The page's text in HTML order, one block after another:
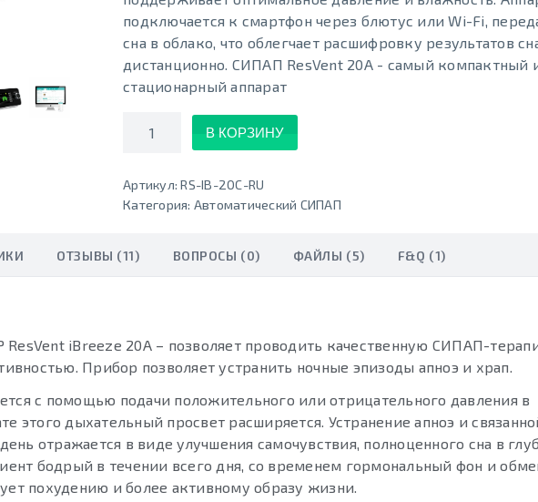
подключается к смартфон через блютус или Wi-Fi,
сна в облако, что облегчает расшифровку результатов
дистанционно. СИПАП ResVent 20A - самый компактный
стационарный аппарат
Количество
В КОРЗИНУ
Артикул:RS-IB-20C-RU
Категория: Автоматический СИПАП
ОТЗЫВЫ (11) ВОПРОСЫ (0) ФАЙЛЫ (5) F&Q (1)
ResVent iBreeze 20A – позволяет проводить качественную СИПАП-
Прибор позволяет устранить ночные эпизоды апноэ и храп.
с помощью подачи положительного или отрицательного давления в
этого дыхательный просвет расширяется. Устранение апноэ и
отражается в виде улучшения самочувствия, полноценного сна в
бодрый в течении всего дня, со временем гормональный фон и
похудению и более активному образу жизни.